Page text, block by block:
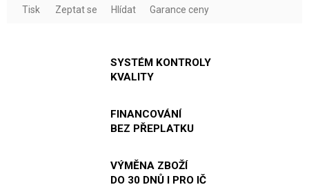
Tisk Zeptat se Hlídat Garance ceny
SYSTÉM KONTROLY
KVALITY
FINANCOVÁNÍ
BEZ PŘEPLATKU
VÝMĚNA ZBOŽÍ
DO 30 DNŮ I PRO IČ